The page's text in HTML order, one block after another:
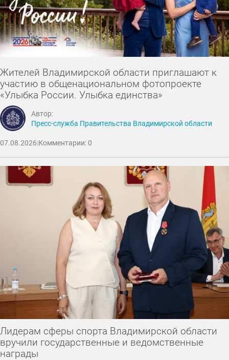
Жителей Владимирской области приглашают к
участию в общенациональном фотопроекте
«Улыбка России. Улыбка единства»
Автор:
Пресс-служба Правительства Владимирской области
07.08.2026|Комментарии: 0
Лидерам сферы спорта Владимирской области
вручили государственные и ведомственные
награды